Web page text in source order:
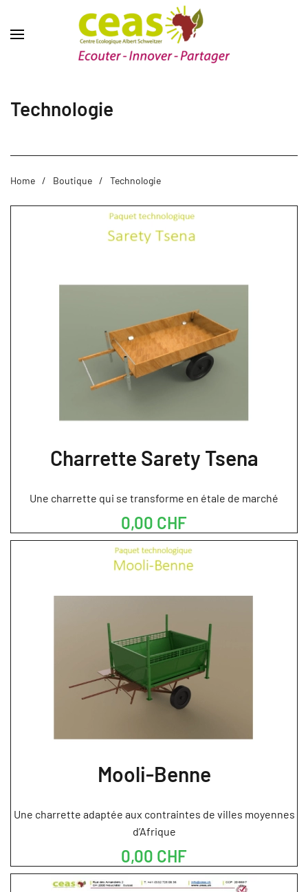
Technologie
Home Boutique Technologie
Charrette Sarety Tsena
Une charrette qui se transforme en étale de marché
0,00 CHF
Mooli-Benne
Une charrette adaptée aux contraintes de villes moyennes
d’Afrique
0,00 CHF